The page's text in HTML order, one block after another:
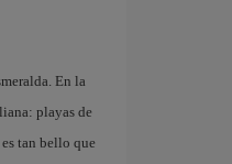
En la
playas de
es tan bello que